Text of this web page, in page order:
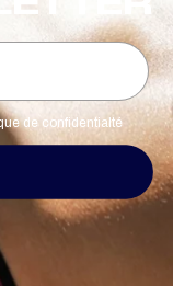
de confidentialté